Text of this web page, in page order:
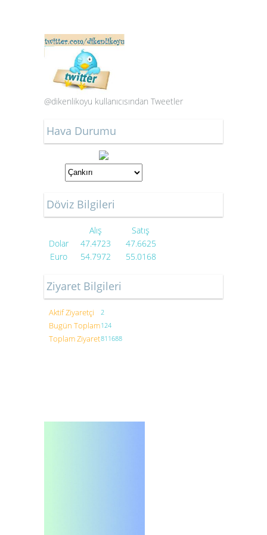
@dikenlikoyu kullanıcısından Tweetler
Hava Durumu
Döviz Bilgileri
Alış
Satış
Dolar
47.4723
47.6625
Euro
54.7972 55.0168
Ziyaret Bilgileri
Aktif Ziyaretçi 2
Bugün Toplam124
Toplam Ziyaret811688